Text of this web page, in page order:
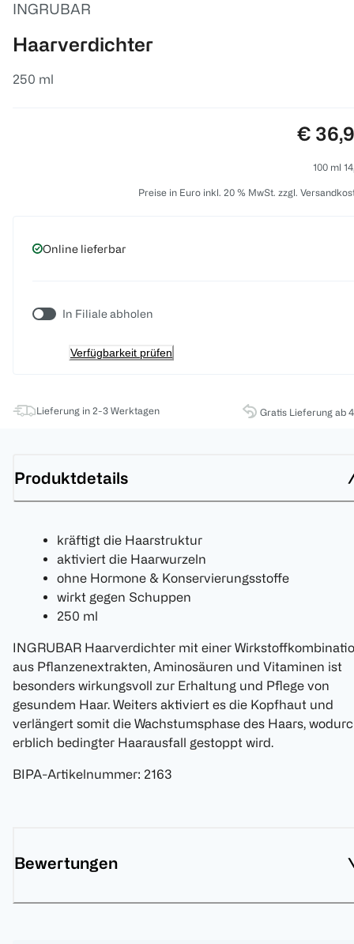
INGRUBAR
Haarverdichter
250 ml
Preis:
€
100 ml
Preise in Euro inkl. 20 % MwSt. zzgl.
Online lieferbar
In Filiale abholen
Verfügbarkeit prüfen
Lieferung in 2-3 Werktagen Gratis Lieferung ab
Produktdetails
kräftigt die Haarstruktur
aktiviert die Haarwurzeln
ohne Hormone & Konservierungsstoffe
wirkt gegen Schuppen
250 ml
INGRUBAR Haarverdichter mit einer
aus Pflanzenextrakten, Aminosäuren und Vitaminen ist
besonders wirkungsvoll zur Erhaltung und Pflege von
gesundem Haar. Weiters aktiviert es die Kopfhaut und
verlängert somit die Wachstumsphase des Haars,
erblich bedingter Haarausfall gestoppt wird.
BIPA-Artikelnummer: 2163
Bewertungen